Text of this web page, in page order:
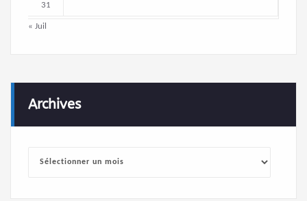
31
« Juil
Archives